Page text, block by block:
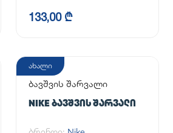
133,00 ₾
ახალი
ბავშვის შარვალი
NIKE ᲑᲐᲕᲨᲕᲘᲡ ᲨᲐᲠᲕᲐᲚᲘ